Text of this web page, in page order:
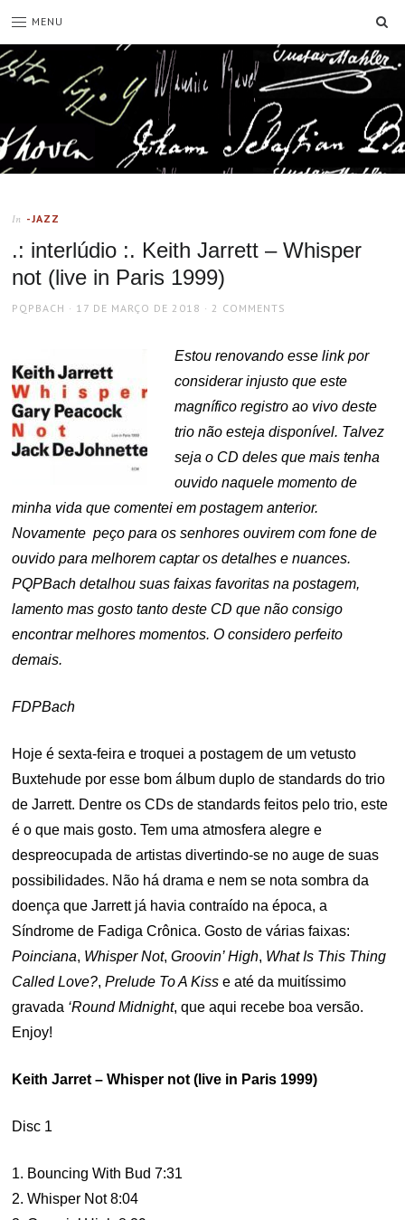
MENU
In -JAZZ
.: interlúdio :. Keith Jarrett – Whisper
not (live in Paris 1999)
AUTHOR
PQPBACH
POSTED
17 DE MARÇO DE 2018 2 COMMENTS
Estou renovando esse link por
considerar injusto que este
magnífico registro ao vivo deste
trio não esteja disponível. Talvez
seja o CD deles que mais tenha
ouvido naquele momento de
minha vida que comentei em postagem anterior.
Novamente peço para os senhores ouvirem com fone de
ouvido para melhorem captar os detalhes e nuances.
PQPBach detalhou suas faixas favoritas na postagem,
lamento mas gosto tanto deste CD que não consigo
encontrar melhores momentos. O considero perfeito
demais.
FDPBach
Hoje é sexta-feira e troquei a postagem de um vetusto
Buxtehude por esse bom álbum duplo de standards do trio
de Jarrett. Dentre os CDs de standards feitos pelo trio, este
é o que mais gosto. Tem uma atmosfera alegre e
despreocupada de artistas divertindo-se no auge de suas
possibilidades. Não há drama e nem se nota sombra da
doença que Jarrett já havia contraído na época, a
Síndrome de Fadiga Crônica. Gosto de várias faixas:
Poinciana, Whisper Not,Groovin’ High, What Is This Thing
Called Love?,Prelude To A Kiss e até da muitíssimo
gravada ‘Round Midnight, que aqui recebe boa versão.
Enjoy!
Keith Jarret – Whisper not (live in Paris 1999)
Disc 1
1. Bouncing With Bud 7:31
2. Whisper Not 8:04